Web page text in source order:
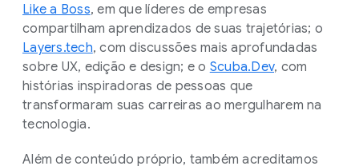
Like a Boss, em que líderes de empresas
compartilham aprendizados de suas trajetórias; o
Layers.tech, com discussões mais aprofundadas
sobre UX, edição e design; e o Scuba.Dev, com
histórias inspiradoras de pessoas que
transformaram suas carreiras ao mergulharem na
tecnologia.
Além de conteúdo próprio, também acreditamos